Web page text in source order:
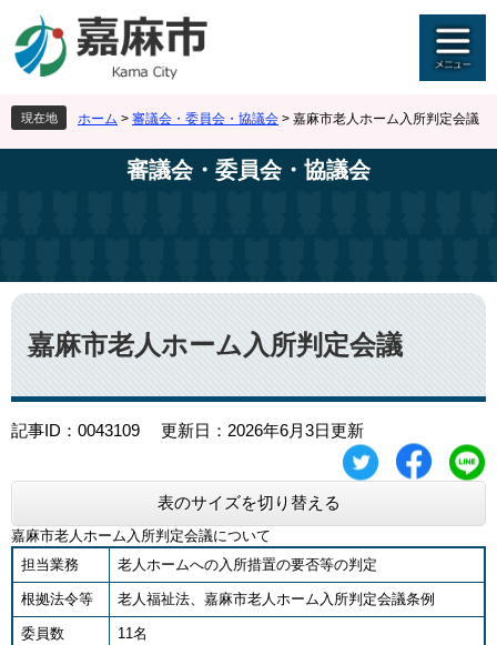
ジ
先
頭
で
ュ
を
飛
ば
現在地 ホーム > 審議会・委員会・協議会 > 嘉麻市老人ホーム入所判定会議
審議会・委員会・協議会
本
文
嘉麻市老人ホーム入所判定会議
記事ID：0043109 更新日：2026年6月3日更新
表のサイズを切り替える
嘉麻市老人ホーム入所判定会議について
担当業務
老人ホームへの入所措置の要否等の判定
根拠法令等 老人福祉法、嘉麻市老人ホーム入所判定会議条例
委員数 11名